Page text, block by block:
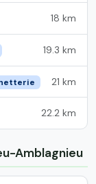
18 km
19.3 km
21 km
22.2 km
Amblagnieu